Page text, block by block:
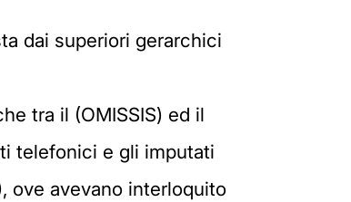
dai superiori gerarchici
tra il (OMISSIS) ed il
telefonici e gli imputati
ove avevano interloquito